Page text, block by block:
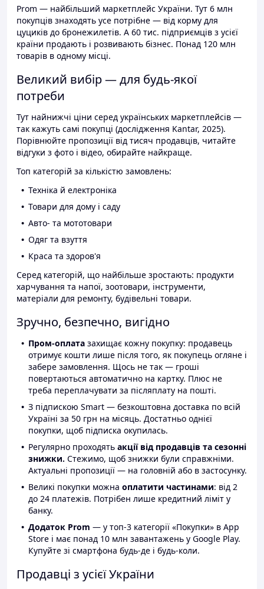
Prom — найбільший маркетплейс України. Тут 6 млн
покупців знаходять усе потрібне — від корму для
цуциків до бронежилетів. А 60 тис. підприємців з усієї
країни продають і розвивають бізнес. Понад 120 млн
товарів в одному місці.
Великий вибір — для будь-якої
потреби
Тут найнижчі ціни серед українських маркетплейсів —
так кажуть самі покупці (дослідження Kantar, 2025).
Порівнюйте пропозиції від тисяч продавців, читайте
відгуки з фото і відео, обирайте найкраще.
Топ категорій за кількістю замовлень:
Техніка й електроніка
Товари для дому і саду
Авто- та мототовари
Одяг та взуття
Краса та здоров'я
Серед категорій, що найбільше зростають: продукти
харчування та напої, зоотовари, інструменти,
матеріали для ремонту, будівельні товари.
Зручно, безпечно, вигідно
Пром-оплата захищає кожну покупку: продавець
отримує кошти лише після того, як покупець огляне і
забере замовлення. Щось не так — гроші
повертаються автоматично на картку. Плюс не
треба переплачувати за післяплату на пошті.
З підпискою Smart — безкоштовна доставка по всій
Україні за 50 грн на місяць. Достатньо однієї
покупки, щоб підписка окупилась.
Регулярно проходять акції від продавців та сезонні
знижки. Стежимо, щоб знижки були справжніми.
Актуальні пропозиції — на головній або в застосунку.
Великі покупки можна оплатити частинами: від 2
до 24 платежів. Потрібен лише кредитний ліміт у
банку.
Додаток Prom — у топ-3 категорії «Покупки» в App
Store і має понад 10 млн завантажень у Google Play.
Купуйте зі смартфона будь-де і будь-коли.
Продавці з усієї України